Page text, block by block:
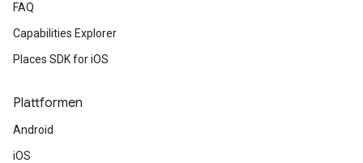
FAQ
Capabilities Explorer
Places SDK for iOS
Plattformen
Android
iOS